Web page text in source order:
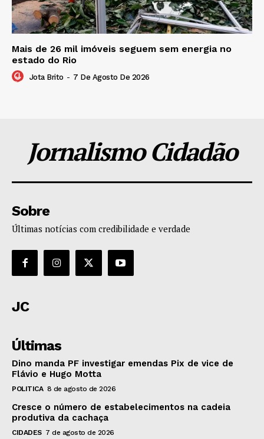
Mais de 26 mil imóveis seguem sem energia no
estado do Rio
Jota Brito - 7 De Agosto De 2026
Jornalismo Cidadão
Sobre
Últimas notícias com credibilidade e verdade
JC
Últimas
Dino manda PF investigar emendas Pix de vice de
Flávio e Hugo Motta
POLITICA 8 de agosto de 2026
Cresce o número de estabelecimentos na cadeia
produtiva da cachaça
CIDADES 7 de agosto de 2026